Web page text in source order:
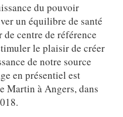
du pouvoir
un équilibre de santé
centre de référence
le plaisir de créer
de notre source
en présentiel est
Martin à Angers, dans